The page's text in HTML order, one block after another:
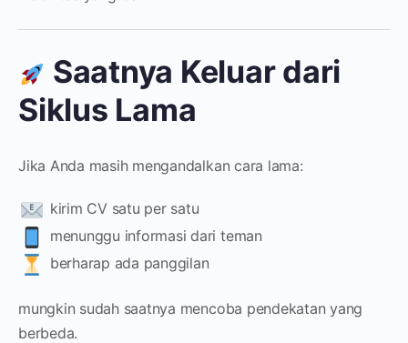
Saatnya Keluar dari
Siklus Lama
Jika Anda masih mengandalkan cara lama:
kirim CV satu per satu
menunggu informasi dari teman
berharap ada panggilan
mungkin sudah saatnya mencoba pendekatan yang
berbeda.